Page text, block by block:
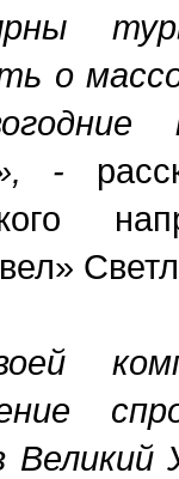
о
-